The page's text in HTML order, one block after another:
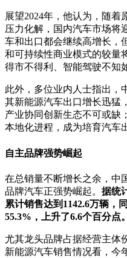
展望2024年，他认为，随
压力化解，国内汽车市场将
车和出口都会继续高增长，
和可持续性商业模式的较量
得市不得利、智能驾驶不知
此外，多位业内人士指出，
其新能源汽车出口增长迅猛
产业协同创新生态不可或缺
本地化进程，成为培育汽车
自主品牌强势崛起
在总销量不断增长之余，中
品牌汽车正强势崛起。 据统
累计销售达到1142.6万辆，
55.3%，上升了6.6个百分点。
尤其龙头品牌占据经营主体
新能源汽车销售情况看，今